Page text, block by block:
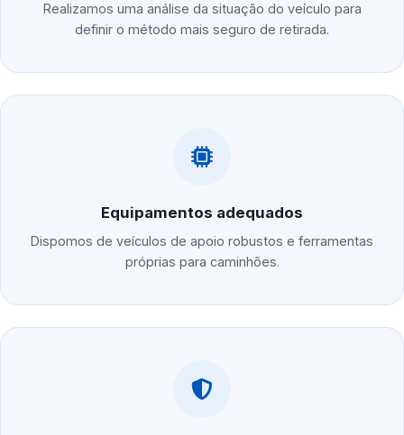
Realizamos uma análise da situação do veículo para
definir o método mais seguro de retirada.
Equipamentos adequados
Dispomos de veículos de apoio robustos e ferramentas
próprias para caminhões.